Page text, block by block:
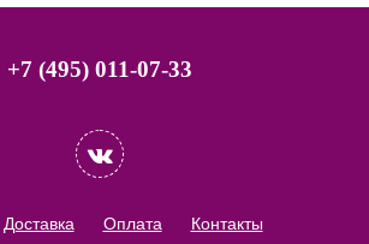
+7 (495) 011-07-33
Доставка Оплата Контакты